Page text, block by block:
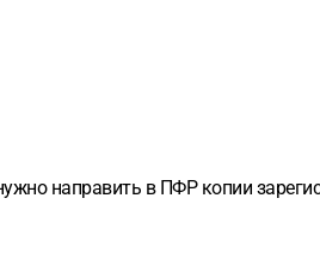
направить в ПФР копии